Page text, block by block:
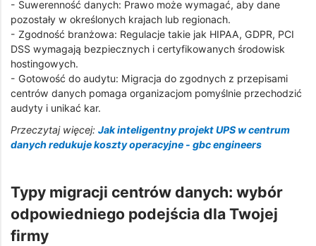
- Suwerenność danych: Prawo może wymagać, aby dane
pozostały w określonych krajach lub regionach.
- Zgodność branżowa: Regulacje takie jak HIPAA, GDPR, PCI
DSS wymagają bezpiecznych i certyfikowanych środowisk
hostingowych.
- Gotowość do audytu: Migracja do zgodnych z przepisami
centrów danych pomaga organizacjom pomyślnie przechodzić
audyty i unikać kar.
Przeczytaj więcej: Jak inteligentny projekt UPS w centrum
danych redukuje koszty operacyjne - gbc engineers
Typy migracji centrów danych: wybór
odpowiedniego podejścia dla Twojej
firmy